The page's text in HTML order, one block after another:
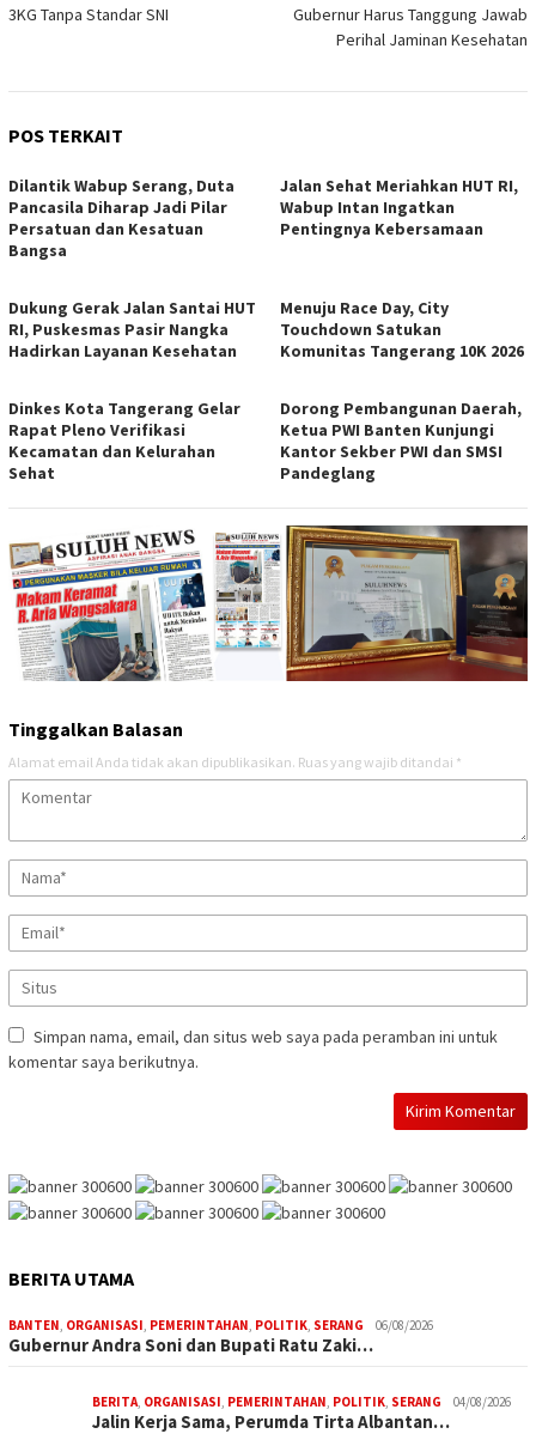
3KG Tanpa Standar SNI
Gubernur Harus Tanggung Jawab
Perihal Jaminan Kesehatan
POS TERKAIT
Dilantik Wabup Serang, Duta
Pancasila Diharap Jadi Pilar
Persatuan dan Kesatuan
Bangsa
Jalan Sehat Meriahkan HUT RI,
Wabup Intan Ingatkan
Pentingnya Kebersamaan
Dukung Gerak Jalan Santai HUT
RI, Puskesmas Pasir Nangka
Hadirkan Layanan Kesehatan
Menuju Race Day, City
Touchdown Satukan
Komunitas Tangerang 10K 2026
Dinkes Kota Tangerang Gelar
Rapat Pleno Verifikasi
Kecamatan dan Kelurahan
Sehat
Dorong Pembangunan Daerah,
Ketua PWI Banten Kunjungi
Kantor Sekber PWI dan SMSI
Pandeglang
Tinggalkan Balasan
Alamat email Anda tidak akan dipublikasikan. Ruas yang wajib ditandai *
Simpan nama, email, dan situs web saya pada peramban ini untuk
komentar saya berikutnya.
BERITA UTAMA
BANTEN ORGANISASI PEMERINTAHAN POLITIK SERANG 06/08/2026
Gubernur Andra Soni dan Bupati Ratu Zaki…
BERITA ORGANISASI PEMERINTAHAN POLITIK SERANG 04/08/2026
Jalin Kerja Sama, Perumda Tirta Albantan…